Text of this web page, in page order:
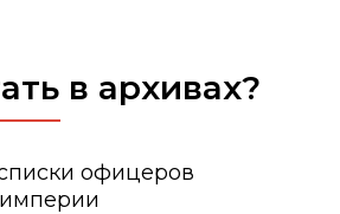
в архивах?
офицеров